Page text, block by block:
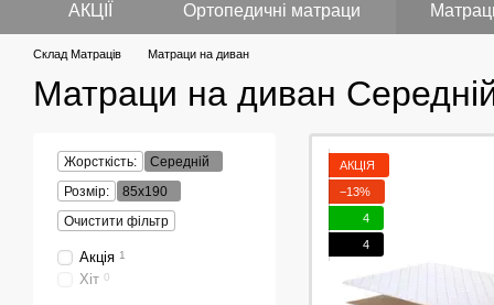
АКЦІЇ Ортопедичні матраци
Склад Матраців Матраци на диван
Матраци на диван
АКЦІЯ
−13%
4
4
Жорсткість:
Середній
Розмір:
85х190
Очистити фільтр
Акція 1
Хіт 0